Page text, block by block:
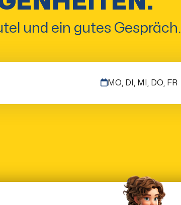
und ein gutes Gespräch.
MO, DI, MI, DO, FR